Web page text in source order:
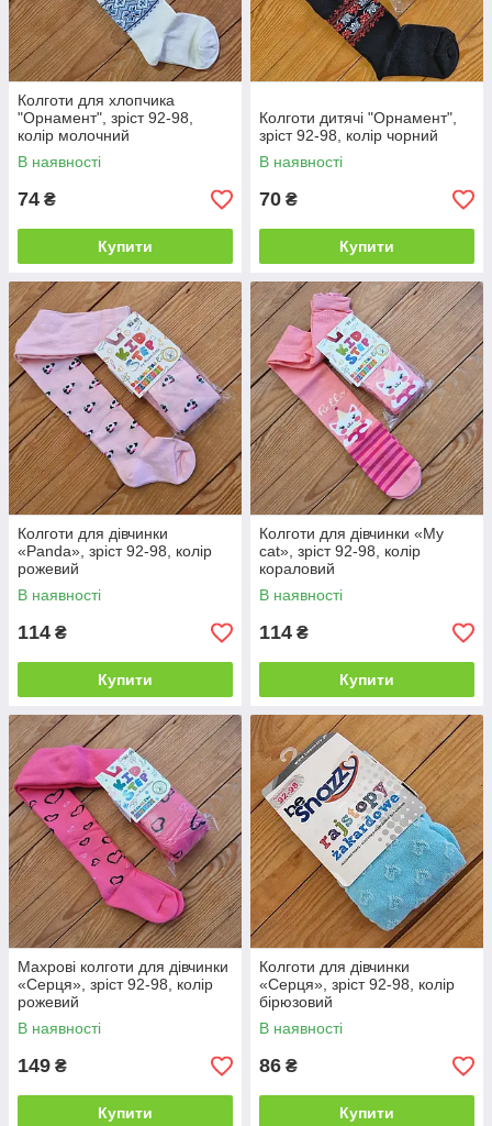
Колготи для хлопчика
"Орнамент", зріст 92-98,
колір молочний
В наявності
74 ₴
Купити
Колготи дитячі "Орнамент",
зріст 92-98, колір чорний
В наявності
70 ₴
Купити
Колготи для дівчинки
«Panda», зріст 92-98, колір
рожевий
В наявності
114 ₴
Купити
Колготи для дівчинки «My
cat», зріст 92-98, колір
кораловий
В наявності
114 ₴
Купити
Махрові колготи для дівчинки
«Серця», зріст 92-98, колір
рожевий
В наявності
149 ₴
Купити
Колготи для дівчинки
«Серця», зріст 92-98, колір
бірюзовий
В наявності
86 ₴
Купити